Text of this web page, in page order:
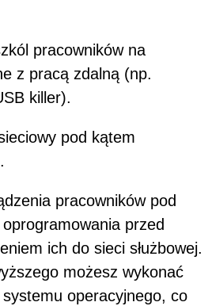
pracowników na
z pracą zdalną (np.
killer).
pod kątem
pracowników pod
przed
ich do sieci służbowej.
możesz wykonać
operacyjnego, co